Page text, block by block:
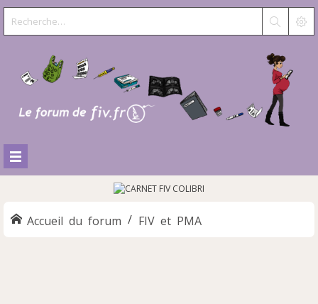
Accueil du forum FIV et PMA